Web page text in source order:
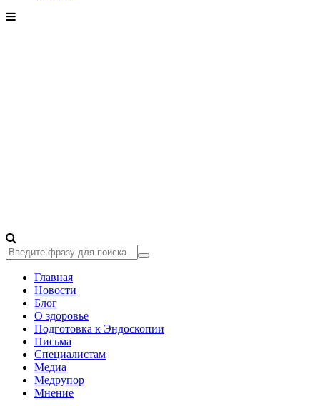
Главная
Новости
Блог
О здоровье
Подготовка к Эндоскопии
Письма
Специалистам
Медиа
Медрупор
Мнение